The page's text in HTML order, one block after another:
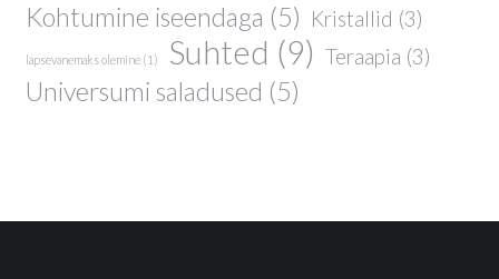
Kohtumine iseendaga (5) Kristallid (3)
lapsevanemaks olemine (1) Suhted (9) Teraapia (3)
Universumi saladused (5)